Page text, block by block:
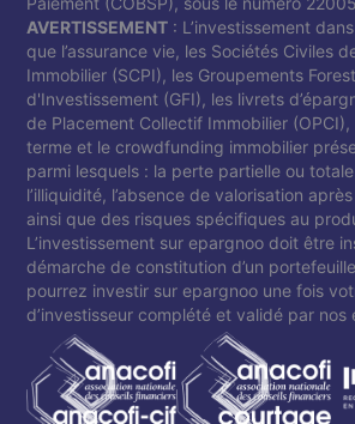
AVERTISSEMENT : L’investissement
que l’assurance vie, les Sociétés Civiles
Immobilier (SCPI), les Groupements
d'Investissement (GFI), les livrets
de Placement Collectif Immobilier
terme et le crowdfunding immobilier
parmi lesquels : la perte partielle ou
l’illiquidité, l’absence de valorisation
ainsi que des risques spécifiques au
L’investissement sur epargnoo doit être
démarche de constitution d’un
pourrez investir sur epargnoo une fois
d’investisseur complété et validé par nos